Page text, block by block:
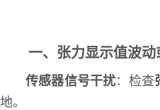
一、张力显示值波动
传感器信号干扰：检查
地。